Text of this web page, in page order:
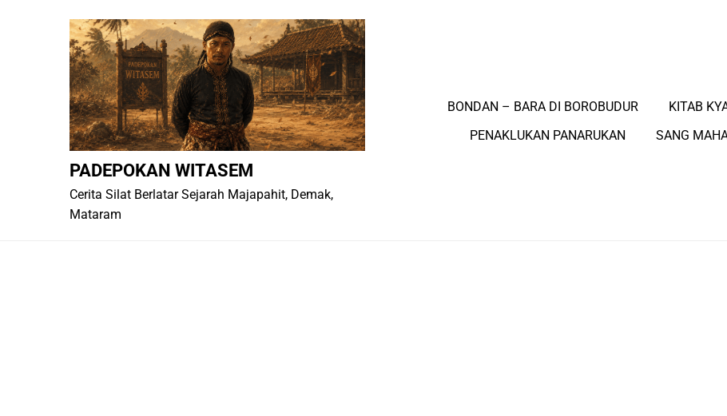
PADEPOKAN WITASEM
Cerita Silat Berlatar Sejarah Majapahit, Demak,
Mataram
BONDAN – BARA DI BOROBUDUR KITAB
PENAKLUKAN PANARUKAN
SANG